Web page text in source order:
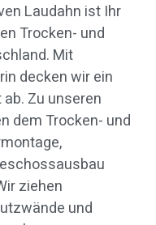
Laudahn ist Ihr
Trocken- und
Mit
decken wir ein
Zu unseren
dem Trocken- und
ziehen
und